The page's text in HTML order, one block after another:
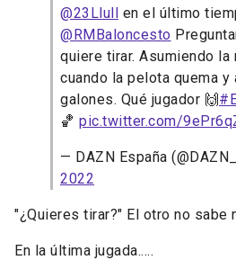
@23Llull en el último
@RMBaloncesto
quiere tirar. Asumiendo
cuando la pelota quema y
galones. Qué jugador 🙌
🏀 pic.twitter.com/
— DAZN España
2022
"¿Quieres tirar?" El otro no sabe
En la última jugada.....